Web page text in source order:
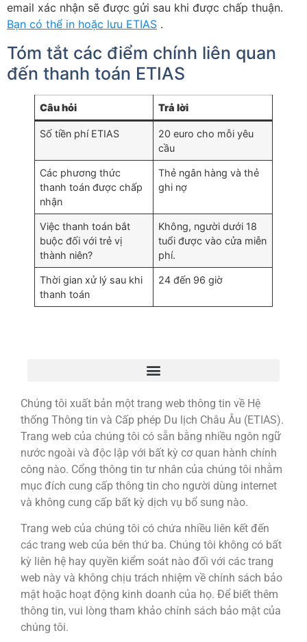
email xác nhận sẽ được gửi sau khi được chấp thuận.
Bạn có thể in hoặc lưu ETIAS .
Tóm tắt các điểm chính liên quan
đến thanh toán ETIAS
Câu hỏi Trả lời
Số tiền phí ETIAS
20 euro cho mỗi yêu
cầu
Các phương thức
thanh toán được chấp
nhận
Thẻ ngân hàng và thẻ
ghi nợ
Việc thanh toán bắt
buộc đối với trẻ vị
thành niên?
Không, người dưới 18
tuổi được vào cửa miễn
phí.
Thời gian xử lý sau khi
thanh toán
24 đến 96 giờ
Chúng tôi xuất bản một trang web thông tin về Hệ
thống Thông tin và Cấp phép Du lịch Châu Âu (ETIAS).
Trang web của chúng tôi có sẵn bằng nhiều ngôn ngữ
nước ngoài và độc lập với bất kỳ cơ quan hành chính
công nào. Cổng thông tin tư nhân của chúng tôi nhằm
mục đích cung cấp thông tin cho người dùng internet
và không cung cấp bất kỳ dịch vụ bổ sung nào.
Trang web của chúng tôi có chứa nhiều liên kết đến
các trang web của bên thứ ba. Chúng tôi không có bất
kỳ liên hệ hay quyền kiểm soát nào đối với các trang
web này và không chịu trách nhiệm về chính sách bảo
mật hoặc hoạt động kinh doanh của họ. Để biết thêm
thông tin, vui lòng tham khảo chính sách bảo mật của
chúng tôi.